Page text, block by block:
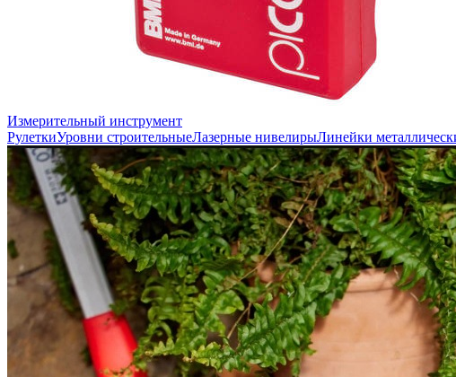
Измерительный инструмент
РулеткиУровни строительныеЛазерные нивелирыЛинейки